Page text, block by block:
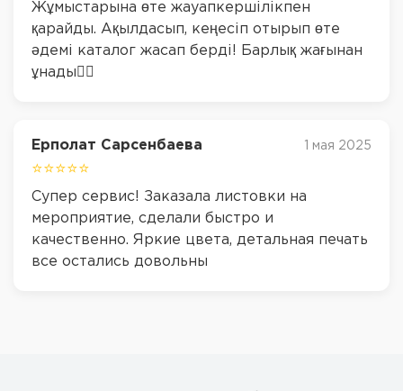
Жұмыстарына өте жауапкершілікпен
қарайды. Ақылдасып, кеңесіп отырып өте
әдемі каталог жасап берді! Барлық жағынан
ұнады👍🏽
Ерполат Сарсенбаева 1 мая 2025
⭐⭐⭐⭐⭐
Супер сервис! Заказала листовки на
мероприятие, сделали быстро и
качественно. Яркие цвета, детальная печать
все остались довольны